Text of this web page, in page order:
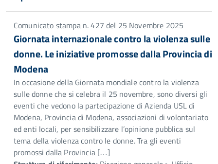
Comunicato stampa n. 427 del 25 Novembre 2025
Giornata internazionale contro la violenza sulle
donne. Le iniziative promosse dalla Provincia di
Modena
In occasione della Giornata mondiale contro la violenza
sulle donne che si celebra il 25 novembre, sono diversi gli
eventi che vedono la partecipazione di Azienda USL di
Modena, Provincia di Modena, associazioni di volontariato
ed enti locali, per sensibilizzare l’opinione pubblica sul
tema della violenza contro le donne. Tra gli eventi
promossi dalla Provincia […]